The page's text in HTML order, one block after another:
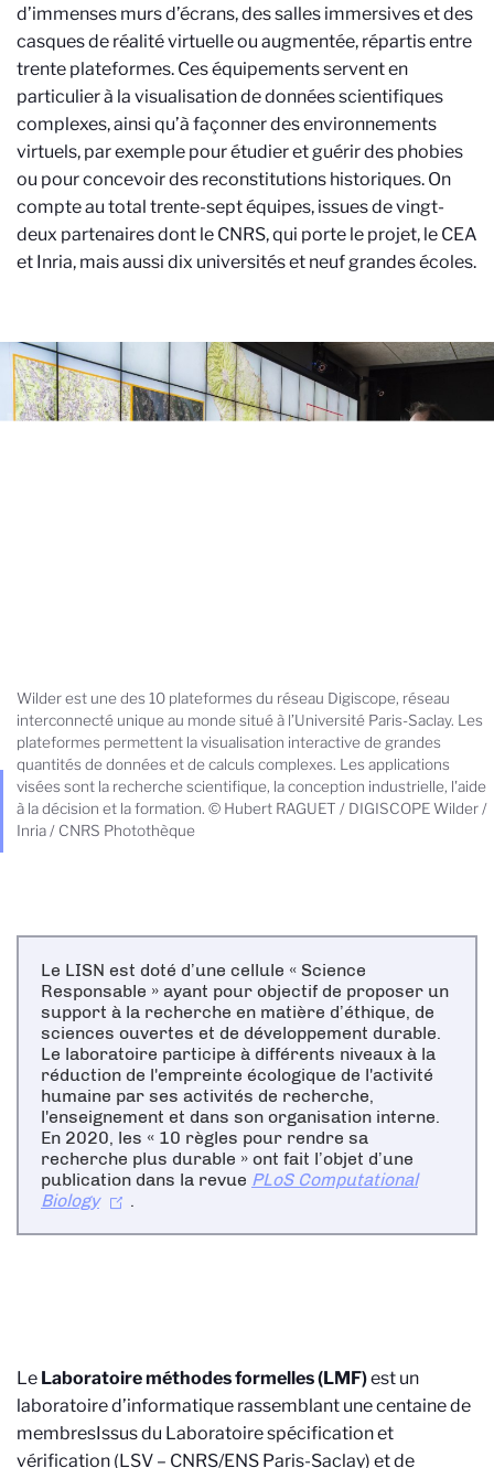
d’immenses murs d’écrans, des salles immersives et des
casques de réalité virtuelle ou augmentée, répartis entre
trente plateformes. Ces équipements servent en
particulier à la visualisation de données scientifiques
complexes, ainsi qu’à façonner des environnements
virtuels, par exemple pour étudier et guérir des phobies
ou pour concevoir des reconstitutions historiques. On
compte au total trente-sept équipes, issues de vingt-
deux partenaires dont le CNRS, qui porte le projet, le CEA
et Inria, mais aussi dix universités et neuf grandes écoles.
Wilder est une des 10 plateformes du réseau Digiscope, réseau
interconnecté unique au monde situé à l’Université Paris-Saclay. Les
plateformes permettent la visualisation interactive de grandes
quantités de données et de calculs complexes. Les applications
visées sont la recherche scientifique, la conception industrielle, l'aide
à la décision et la formation. © Hubert RAGUET / DIGISCOPE Wilder /
Inria / CNRS Photothèque
Le LISN est doté d’une cellule « Science
Responsable » ayant pour objectif de proposer un
support à la recherche en matière d’éthique, de
sciences ouvertes et de développement durable.
Le laboratoire participe à différents niveaux à la
réduction de l'empreinte écologique de l'activité
humaine par ses activités de recherche,
l'enseignement et dans son organisation interne.
En 2020, les « 10 règles pour rendre sa
recherche plus durable » ont fait l’objet d’une
publication dans la revue PLoS Computational
Biology
.
Le Laboratoire méthodes formelles (LMF)est un
laboratoire d’informatique rassemblant une centaine de
membresIssus du Laboratoire spécification et
vérification (LSV – CNRS/ENS Paris-Saclay) et de